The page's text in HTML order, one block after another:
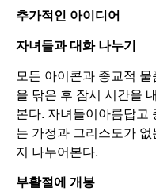
추가적인 아이디어
자녀들과 대화 나누기
모든 아이콘과 종교적
을 닦은 후 잠시 시간을
본다. 자녀들이아름답고
는 가정과 그리스도가
지 나누어본다.
부활절에 개봉